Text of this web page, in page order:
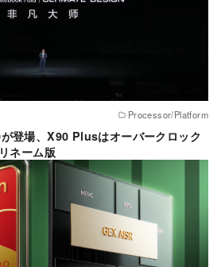
Processor/Platform
登場、X90 Plusはオーバークロック
ネーム版